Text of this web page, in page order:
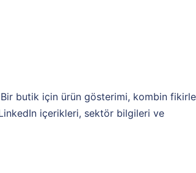
Bir butik için ürün gösterimi, kombin
içerikleri, sektör bilgileri ve